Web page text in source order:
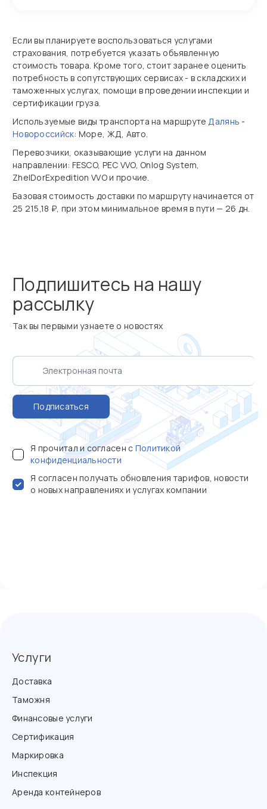
Если вы планируете воспользоваться услугами
страхования, потребуется указать объявленную
стоимость товара. Кроме того, стоит заранее оценить
потребность в сопутствующих сервисах - в складских и
таможенных услугах, помощи в проведении инспекции и
сертификации груза.
Используемые виды транспорта на маршрутеДалянь -
Новороссийск: Море, ЖД, Авто.
Перевозчики, оказывающие услуги на данном
направлении: FESCO, PEC VVO, Onlog System,
ZhelDorExpedition VVO и прочие.
Базовая стоимость доставки по маршруту начинается от
25 215,18 ₽, при этом минимальное время в пути — 26 дн.
Подпишитесь на нашу
рассылку
Так вы первыми узнаете о новостях
Подписаться
Я прочитал и согласен с Политикой
конфиденциальности
Я согласен получать обновления тарифов, новости
о новых направлениях и услугах компании
Услуги
Доставка
Таможня
Финансовые услуги
Сертификация
Маркировка
Инспекция
Аренда контейнеров